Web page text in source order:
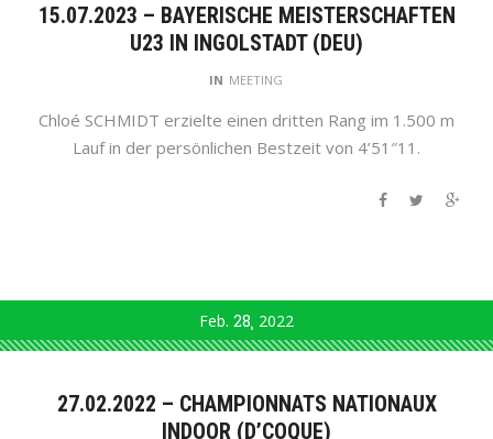
15.07.2023 – BAYERISCHE MEISTERSCHAFTEN
U23 IN INGOLSTADT (DEU)
IN MEETING
Chloé SCHMIDT erzielte einen dritten Rang im 1.500 m
Lauf in der persönlichen Bestzeit von 4’51″11.
Feb. 28 2022
27.02.2022 – CHAMPIONNATS NATIONAUX
INDOOR (D’COQUE)